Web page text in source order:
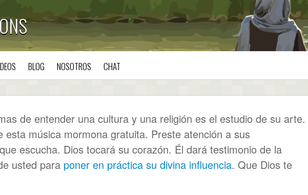
BLOG NOSOTROS CHAT
de entender una cultura y una religión es el estudio de su arte.
esta música mormona gratuita. Preste atención a sus
escucha. Dios tocará su corazón. Él dará testimonio de la
usted para poner en práctica su divina influencia. Que Dios te